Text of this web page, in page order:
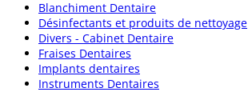
Blanchiment Dentaire
Désinfectants et produits de nettoyage
Divers - Cabinet Dentaire
Fraises Dentaires
Implants dentaires
Instruments Dentaires